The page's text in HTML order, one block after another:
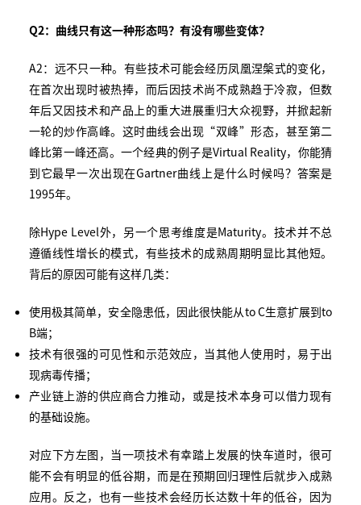
Q2：曲线只有这一种形态吗？有没有哪些变体？
A2：远不只一种。有些技术可能会经历凤凰涅槃式的变化，
在首次出现时被热捧，而后因技术尚不成熟趋于冷寂，但数
年后又因技术和产品上的重大进展重归大众视野，并掀起新
一轮的炒作高峰。这时曲线会出现“双峰”形态，甚至第二
峰比第一峰还高。一个经典的例子是Virtual Reality，你能猜
到它最早一次出现在Gartner曲线上是什么时候吗？答案是
1995年。
除Hype Level外，另一个思考维度是Maturity。技术并不总
遵循线性增长的模式，有些技术的成熟周期明显比其他短。
背后的原因可能有这样几类：
使用极其简单，安全隐患低，因此很快能从to C生意扩展到to
B端；
技术有很强的可见性和示范效应，当其他人使用时，易于出
现病毒传播；
产业链上游的供应商合力推动，或是技术本身可以借力现有
的基础设施。
对应下方左图，当一项技术有幸踏上发展的快车道时，很可
能不会有明显的低谷期，而是在预期回归理性后就步入成熟
应用。反之，也有一些技术会经历长达数十年的低谷，因为